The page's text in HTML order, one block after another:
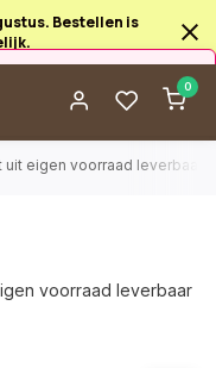
0
uit eigen voorraad leverbaar
voorraad leverbaar